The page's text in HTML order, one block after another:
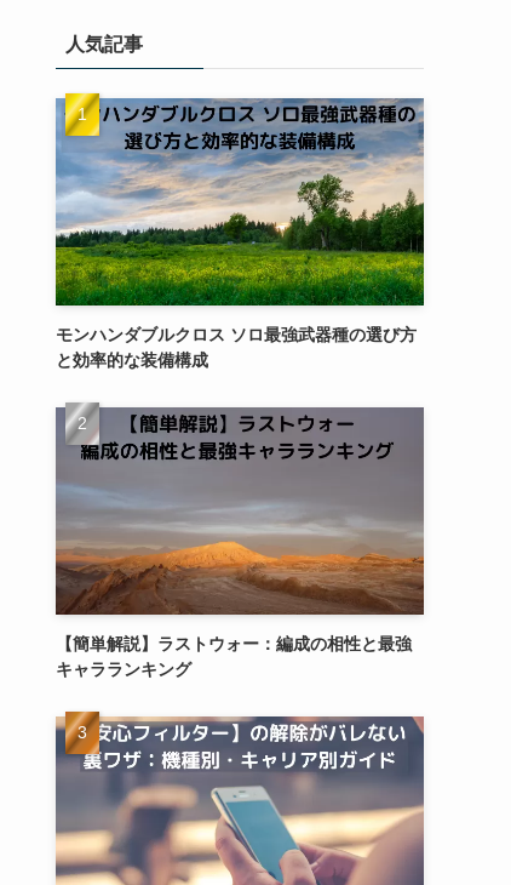
人気記事
モンハンダブルクロス ソロ最強武器種の選び方
と効率的な装備構成
【簡単解説】ラストウォー：編成の相性と最強
キャラランキング